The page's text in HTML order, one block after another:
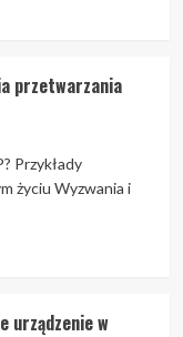
przetwarzania
Przykłady
życiu Wyzwania i
urządzenie w